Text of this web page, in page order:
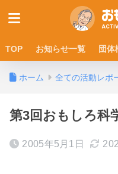
TOP お知らせ一覧 団体
ホーム 全ての活動レポ
第3回おもしろ科
2005年5月1日